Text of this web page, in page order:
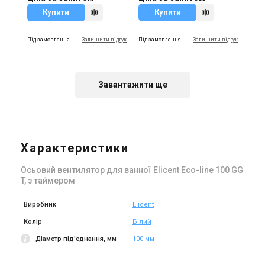
Купити Купити
Під замовлення Залишити відгук
Ціна
Ціна за запитом
Купити
Під замовлення Залишити відгук
Купити
Завантажити ще
Характеристики
Осьовий вентилятор для ванної Elicent Eco-line 100 GG
T, з таймером
Виробник Elicent
Колір Білий
Діаметр під'єднання, мм 100 мм